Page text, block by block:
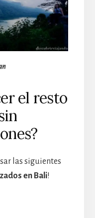
el resto
las siguientes
en Bali!